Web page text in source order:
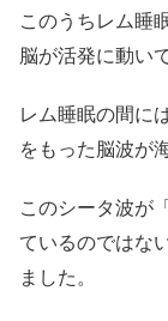
このうちレム睡
脳が活発に動い
レム睡眠の間に
をもった脳波が
このシータ波が
ているのではな
ました。